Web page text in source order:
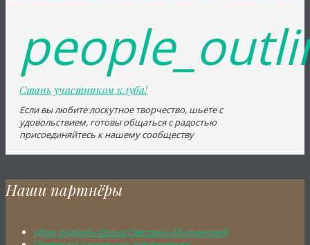
Стань участником клуба!
Если вы любите лоскутное творчество, шьете с
удовольствием, готовы общаться с радостью
присоединяйтесь к нашему сообществу
Наши партнёры
«Дом родной» Школа Светланы Молчановой